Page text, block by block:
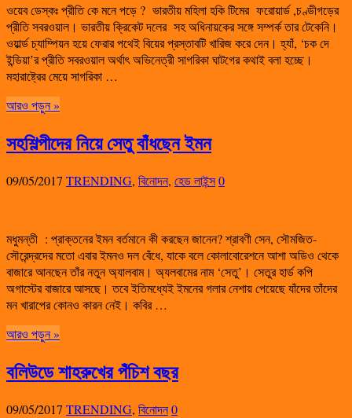
ওয়েব ডেস্কঃ প্রীতি কে মনে পড়ে ? ভারতীয় মহিলা হকি টিমের ফরোয়ার্ড ,চণ্ডীগড়ের
প্রীতি সবরওয়াল। ভারতীয় ক্রিকেট দলের সহ অধিনায়কের সঙ্গে সম্পর্ক তার টেকেনি।
ওয়ার্ল্ড চ্যাম্পিয়ন হয়ে ফেরার পথেই বিয়ের প্রস্তাবটি খারিজ করে দেন। হ্যাঁ, ‘চক দে
ইন্ডিয়া’র প্রীতি সবরওয়াল অর্থাৎ অভিনেত্রী সাগরিকা ঘাটগের কথাই বলা হচ্ছে।
মহারাষ্ট্রের মেয়ে সাগরিকা …
আরও পড়ুন »
সহশিল্পীদের নিয়ে সেতু বাঁধছেন ইমন
09/05/2017 TRENDING, বিনোদন, হেড লাইন্স0
মধুমন্তী : প্রাক্তনের ইমন বর্তমানে কী করছেন জানেন? শ্রাবণী সেন, সৌমজিত-
সৌরেন্দ্রদের মতো এবার ইমনও দল বেঁধে, যাকে বলে কোলাবোরেশনে আশা অডিও থেকে
বাজারে আনছেন তাঁর নতুন অ্যালবাম। অ্যলবামের নাম ‘সেতু’। সেতুর হার্ড কপি
অগাস্টের বাজারে আসছে। তবে ইতিমধ্যেই ইমনের গলার নেশায় পেয়েছে যাঁদের তাঁদের
মন খারাপের কোনও কারন নেই। কবির …
আরও পড়ুন »
বলিউডে শাহরুখের পঁচিশ বছর
09/05/2017 TRENDING, বিনোদন0